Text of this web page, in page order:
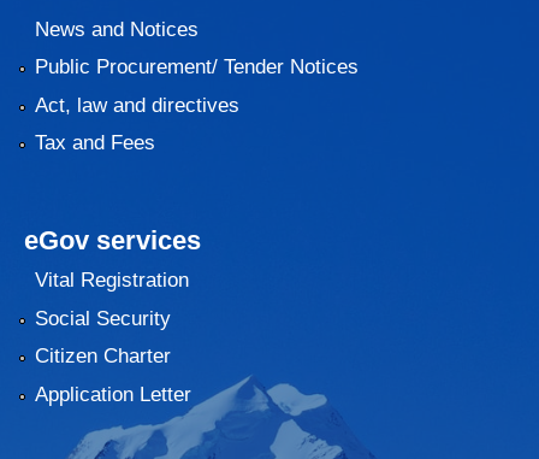
News and Notices
Public Procurement/ Tender Notices
Act, law and directives
Tax and Fees
eGov services
Vital Registration
Social Security
Citizen Charter
Application Letter